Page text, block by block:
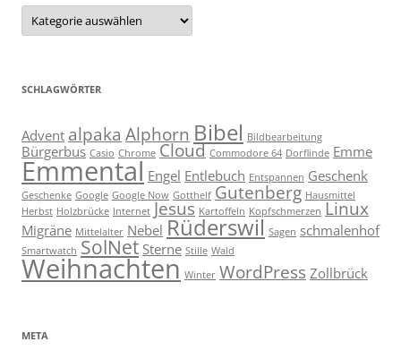
Kategorien
SCHLAGWÖRTER
Advent alpaka Alphorn Bibel Bildbearbeitung
Bürgerbus Casio Chrome Cloud Commodore 64 Dorflinde Emme
Emmental Engel Entlebuch Entspannen Geschenk
Geschenke Google Google Now Gotthelf Gutenberg Hausmittel
Herbst Holzbrücke Internet Jesus Kartoffeln Kopfschmerzen Linux
Migräne Mittelalter Nebel Rüderswil Sagen schmalenhof
Smartwatch SolNet Sterne Stille Wald
Weihnachten Winter WordPress Zollbrück
META